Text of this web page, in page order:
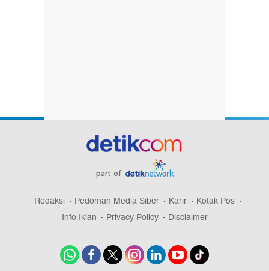
part of
Redaksi Pedoman Media Siber Karir
Kotak Pos
Info Iklan
Privacy Policy Disclaimer